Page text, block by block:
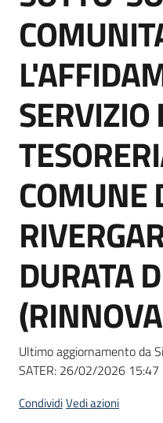
English
site
Seguici
su
SERVIZIO
COMUNE
DURATA
Ultimo aggiornamento da
SATER: 26/02/2026 15:47
CondividiVedi azioni